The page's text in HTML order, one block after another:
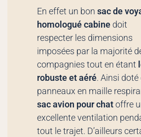
En effet un bon sac de
homologué cabine doit
respecter les dimensions
imposées par la majorité
compagnies tout en étant
robuste et aéré. Ainsi doté
panneaux en maille
sac avion pour chatoffre
excellente ventilation
tout le trajet. D’ailleurs